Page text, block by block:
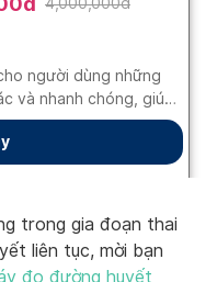
trong gia đoạn thai
liên tục, mời bạn
đo đường huyết